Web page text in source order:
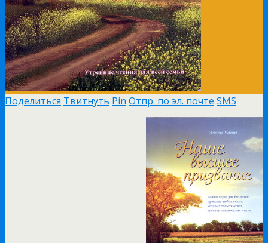
Поделиться Твитнуть Pin Отпр. по эл. почте SMS